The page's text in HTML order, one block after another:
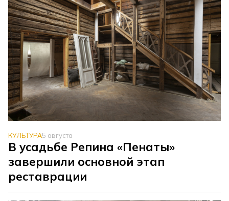
КУЛЬТУРА5 августа
В усадьбе Репина «Пенаты»
завершили основной этап
реставрации